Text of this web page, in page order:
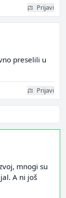
Prijavi
preselili u
Prijavi
mnogi su
A ni još